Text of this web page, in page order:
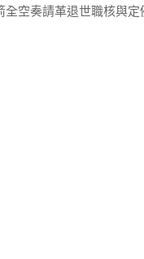
空奏請革退世職核與定